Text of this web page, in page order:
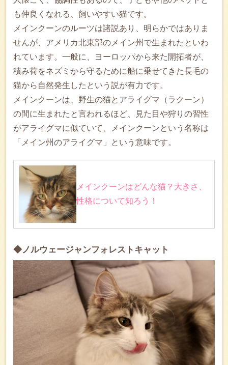
も仲良くなれる、飼いやすい猫です。
メインクーンのルーツは諸説あり、明らかではありま
せんが、アメリカ北東部のメイン州で生まれたといわ
れています。一般に、ヨーロッパから来た開拓者が、
積み荷をネズミから守るために船に乗せてきた長毛の
猫から自然発生したという説が有力です。
メインクーンは、野生の猫とアライグマ（ラクーン）
の間に生まれたと言われるほど、見た目や狩りの習性
がアライグマに似ていて、メインクーンという名称は
「メイン州のアライグマ」という意味です。
メインクーンはどんな猫？大きさ、
性格について知ろう！
◆ノルウェージャンフォレストキャット